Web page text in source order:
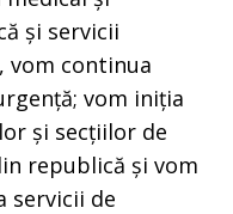
și servicii
vom continua
vom iniția
și secțiilor de
republică și vom
servicii de